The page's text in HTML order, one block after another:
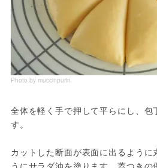
Photo by muccinpurin
全体を軽く手で押して平らにし、包
す。
カットした断面が表面に出るように
うにサラダ油を塗ります。蓋つき